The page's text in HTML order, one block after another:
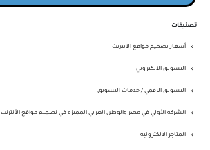
تصنيفات
أسعار تصميم مواقع الانترنت
التسويق الالكتروني
التسويق الرقمي / خدمات التسويق
الشركه الأولي في مصر والوطن العربي المميزه في نصميم مواقع الأنترنت
المتاجر الالكترونيه